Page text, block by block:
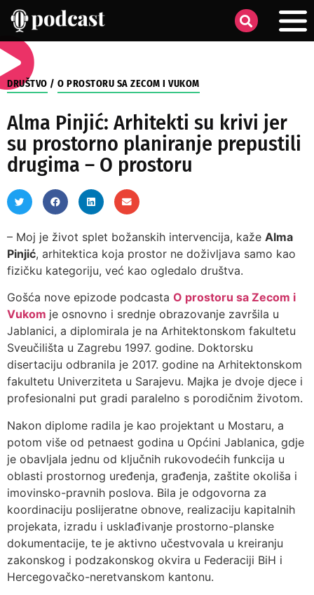
DRUŠTVO / O PROSTORU SA ZECOM I VUKOM
Alma Pinjić: Arhitekti su krivi jer
su prostorno planiranje prepustili
drugima – O prostoru
– Moj je život splet božanskih intervencija, kaže Alma
Pinjić, arhitektica koja prostor ne doživljava samo kao
fizičku kategoriju, već kao ogledalo društva.
Gošća nove epizode podcasta O prostoru sa Zecom i
Vukom je osnovno i srednje obrazovanje završila u
Jablanici, a diplomirala je na Arhitektonskom fakultetu
Sveučilišta u Zagrebu 1997. godine. Doktorsku
disertaciju odbranila je 2017. godine na Arhitektonskom
fakultetu Univerziteta u Sarajevu. Majka je dvoje djece i
profesionalni put gradi paralelno s porodičnim životom.
Nakon diplome radila je kao projektant u Mostaru, a
potom više od petnaest godina u Općini Jablanica, gdje
je obavljala jednu od ključnih rukovodećih funkcija u
oblasti prostornog uređenja, građenja, zaštite okoliša i
imovinsko-pravnih poslova. Bila je odgovorna za
koordinaciju poslijeratne obnove, realizaciju kapitalnih
projekata, izradu i usklađivanje prostorno-planske
dokumentacije, te je aktivno učestvovala u kreiranju
zakonskog i podzakonskog okvira u Federaciji BiH i
Hercegovačko-neretvanskom kantonu.